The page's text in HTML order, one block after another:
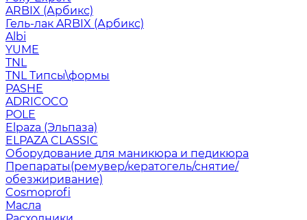
ARBIX (Арбикс)
Гель-лак ARBIX (Арбикс)
Albi
YUME
TNL
TNL Типсы\формы
PASHE
ADRICOCO
POLE
Elpaza (Эльпаза)
ELPAZA CLASSIC
Оборудование для маникюра и педикюра
Препараты(ремувер/кератогель/снятие/
обезжиривание)
Cosmoprofi
Масла